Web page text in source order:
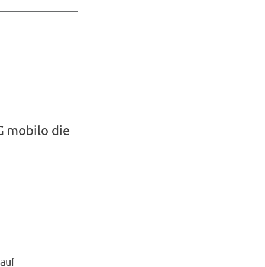
mobilo die